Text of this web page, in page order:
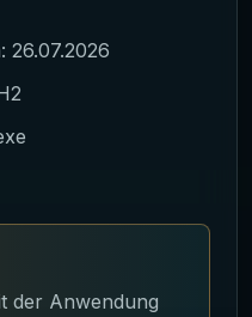
26.07.2026
der Anwendung